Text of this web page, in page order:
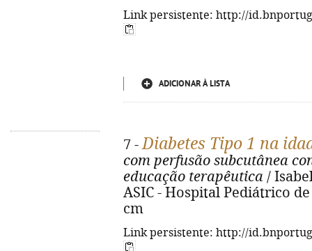
Link persistente: http://
ADICIONAR À LISTA
7 -Diabetes Tipo 1 na
com perfusão subcutânea
educação terapêutica /
ASIC - Hospital Pediátrico
cm
Link persistente: http://